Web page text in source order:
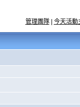
管理團隊| 今天活動